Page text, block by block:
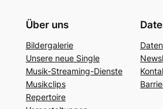
Über uns
Bildergalerie
Unsere neue Single
Musik-Streaming-Dienste
Musikclips
Repertoire